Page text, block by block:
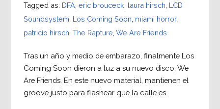
Tagged as: DFA eric brouceck laura hirsch LCD
Soundsystem Los Coming Soon miami horror,
patricio hirsch The Rapture We Are Friends
Tras un año y medio de embarazo, finalmente Los
Coming Soon dieron a luz a su nuevo disco, We
Are Friends. En este nuevo material, mantienen el
groove justo para flashear que la calle es…